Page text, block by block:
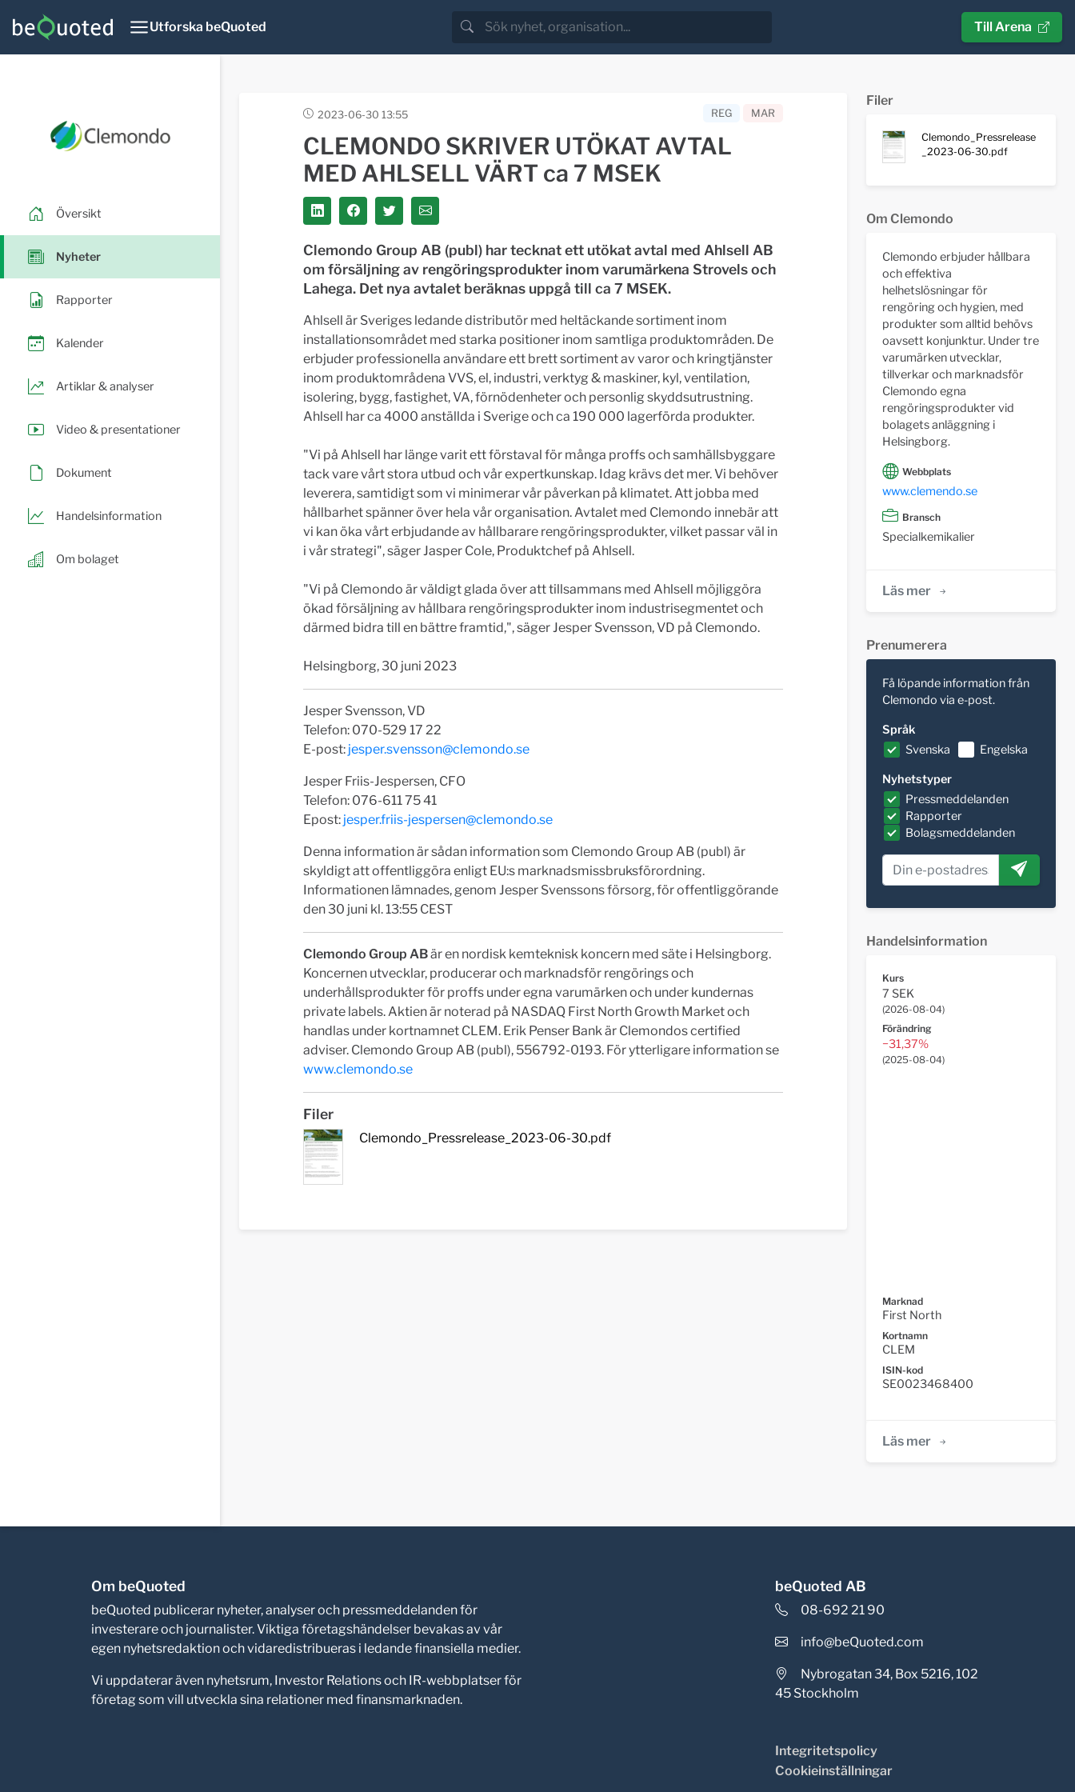
Utforska beQuoted Till Arena
Översikt
Nyheter
Rapporter
Kalender
Artiklar & analyser
Video & presentationer
Dokument
Handelsinformation
Om bolaget
2023-06-30 13:55 REG MAR
CLEMONDO SKRIVER UTÖKAT AVTAL
MED AHLSELL VÄRT ca 7 MSEK
Clemondo Group AB (publ) har tecknat ett utökat avtal med Ahlsell AB
om försäljning av rengöringsprodukter inom varumärkena Strovels och
Lahega. Det nya avtalet beräknas uppgå till ca 7 MSEK.
Ahlsell är Sveriges ledande distributör med heltäckande sortiment inom
installationsområdet med starka positioner inom samtliga produktområden. De
erbjuder professionella användare ett brett sortiment av varor och kringtjänster
inom produktområdena VVS, el, industri, verktyg & maskiner, kyl, ventilation,
isolering, bygg, fastighet, VA, förnödenheter och personlig skyddsutrustning.
Ahlsell har ca 4000 anställda i Sverige och ca 190 000 lagerförda produkter.
"Vi på Ahlsell har länge varit ett förstaval för många proffs och samhällsbyggare
tack vare vårt stora utbud och vår expertkunskap. Idag krävs det mer. Vi behöver
leverera, samtidigt som vi minimerar vår påverkan på klimatet. Att jobba med
hållbarhet spänner över hela vår organisation. Avtalet med Clemondo innebär att
vi kan öka vårt erbjudande av hållbarare rengöringsprodukter, vilket passar väl in
i vår strategi", säger Jasper Cole, Produktchef på Ahlsell.
"Vi på Clemondo är väldigt glada över att tillsammans med Ahlsell möjliggöra
ökad försäljning av hållbara rengöringsprodukter inom industrisegmentet och
därmed bidra till en bättre framtid,", säger Jesper Svensson, VD på Clemondo.
Helsingborg, 30 juni 2023
Jesper Svensson, VD
Telefon: 070-529 17 22
E-post: jesper.svensson@clemondo.se
Jesper Friis-Jespersen, CFO
Telefon: 076-611 75 41
Epost: jesper.friis-jespersen@clemondo.se
Denna information är sådan information som Clemondo Group AB (publ) är
skyldigt att offentliggöra enligt EU:s marknadsmissbruksförordning.
Informationen lämnades, genom Jesper Svenssons försorg, för offentliggörande
den 30 juni kl. 13:55 CEST
Clemondo Group ABär en nordisk kemteknisk koncern med säte i Helsingborg.
Koncernen utvecklar, producerar och marknadsför rengörings och
underhållsprodukter för proffs under egna varumärken och under kundernas
private labels. Aktien är noterad på NASDAQ First North Growth Market och
handlas under kortnamnet CLEM. Erik Penser Bank är Clemondos certified
adviser. Clemondo Group AB (publ), 556792-0193. För ytterligare information se
www.clemondo.se
Filer
Clemondo_Pressrelease_2023-06-30.pdf
Filer
Clemondo_Pressrelease
_2023-06-30.pdf
Om Clemondo
Clemondo erbjuder hållbara
och effektiva
helhetslösningar för
rengöring och hygien, med
produkter som alltid behövs
oavsett konjunktur. Under tre
varumärken utvecklar,
tillverkar och marknadsför
Clemondo egna
rengöringsprodukter vid
bolagets anläggning i
Helsingborg.
Webbplats
www.clemendo.se
Bransch
Specialkemikalier
Läs mer
Prenumerera
Få löpande information från
Clemondo via e-post.
Språk
Svenska
Engelska
Nyhetstyper
Pressmeddelanden
Rapporter
Bolagsmeddelanden
Handelsinformation
Kurs
7 SEK
(2026-08-04)
Förändring
−31,37%
(2025-08-04)
Marknad
First North
Kortnamn
CLEM
ISIN-kod
SE0023468400
Läs mer
Om beQuoted
beQuoted publicerar nyheter, analyser och pressmeddelanden för
investerare och journalister. Viktiga företagshändelser bevakas av vår
egen nyhetsredaktion och vidaredistribueras i ledande finansiella medier.
Vi uppdaterar även nyhetsrum, Investor Relations och IR-webbplatser för
företag som vill utveckla sina relationer med finansmarknaden.
beQuoted AB
08-692 21 90
info@beQuoted.com
Nybrogatan 34, Box 5216, 102
45 Stockholm
Integritetspolicy
Cookieinställningar